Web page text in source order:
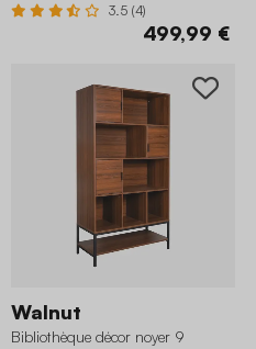
3.5 (4)
499,99 €
Walnut
Bibliothèque décor noyer 9